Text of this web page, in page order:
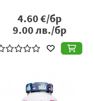
4.60€/бр
9.00лв./бр